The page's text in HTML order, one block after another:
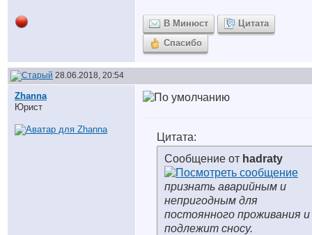
В Минюст
Цитата
Спасибо
28.06.2018, 20:54
Zhanna
Юрист
Цитата:
Сообщение от hadraty
признать аварийным и
непригодным для
постоянного проживания и
подлежит сносу.